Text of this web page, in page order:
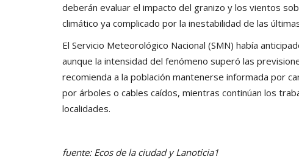
deberán evaluar el impacto del granizo y los vientos
climático ya complicado por la inestabilidad de las
El Servicio Meteorológico Nacional (SMN) había
aunque la intensidad del fenómeno superó las
recomienda a la población mantenerse informada por
por árboles o cables caídos, mientras continúan los
localidades.
fuente: Ecos de la ciudad y Lanoticia1